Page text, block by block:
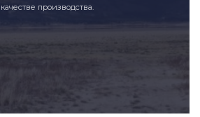
производства.